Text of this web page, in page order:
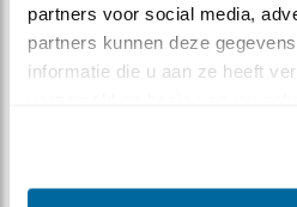
partners voor social media,
partners kunnen deze
informatie die u aan ze heeft
MEER OVER